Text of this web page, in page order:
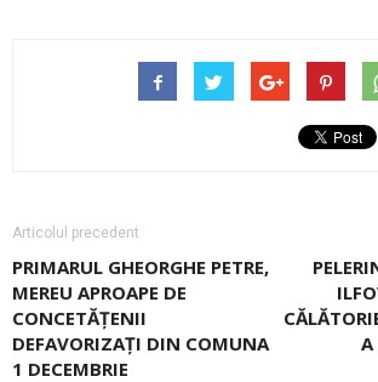
Articolul precedent
PRIMARUL GHEORGHE PETRE,
MEREU APROAPE DE
CONCETĂȚENII
DEFAVORIZAȚI DIN COMUNA
1 DECEMBRIE
A